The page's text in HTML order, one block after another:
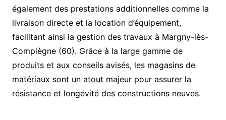
également des prestations additionnelles comme la
livraison directe et la location d’équipement,
facilitant ainsi la gestion des travaux à Margny-lès-
Compiègne (60). Grâce à la large gamme de
produits et aux conseils avisés, les magasins de
matériaux sont un atout majeur pour assurer la
résistance et longévité des constructions neuves.